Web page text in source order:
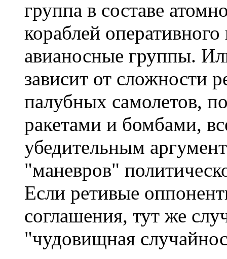
группа в составе
кораблей
авианосные группы.
зависит от сложности
палубных самолетов,
ракетами и бомбами,
убедительным
"маневров"
Если ретивые
соглашения, тут же
"чудовищная